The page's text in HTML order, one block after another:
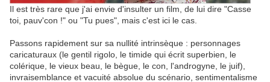
Il est très rare que j'ai envie d'insulter un film, de lui dire "Casse
toi, pauv'con !" ou "Tu pues", mais c'est ici le cas.
Passons rapidement sur sa nullité intrinsèque : personnages
caricaturaux (le gentil rigolo, le timide qui écrit superbien, le
colérique, le vieux beau, le bègue, le con, l'androgyne, le juif),
invraisemblance et vacuité absolue du scénario, sentimentalisme